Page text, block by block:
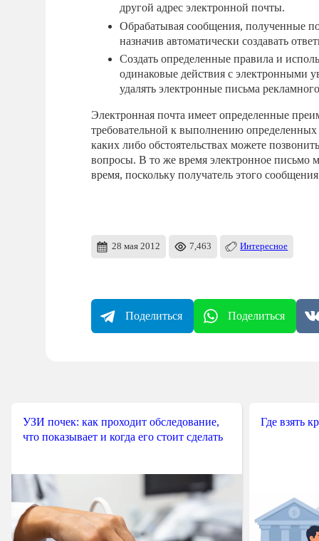
другой адрес электронной почты.
Обрабатывая сообщения, полученные
назначив автоматически создавать
Создать определенные правила и
одинаковые действия с электронными
удалять электронные письма
Электронная почта имеет определенные
требовательной к выполнению
каких либо обстоятельствах можете
вопросы. В то же время электронное письмо
время, поскольку получатель этого
28 мая 2012 7,463 Интересное
Поделиться Поделиться
УЗИ почек: как проходит обследование,
что показывает и когда его стоит сделать
Где взять